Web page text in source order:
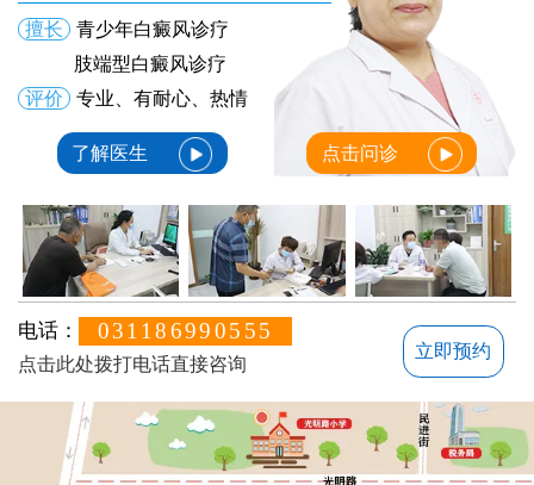
擅长
青少年白癜风诊疗
肢端型白癜风诊疗
评价
专业、有耐心、热情
了解医生 点击问诊
电话： 031186990555
点击此处拨打电话直接咨询
立即预约